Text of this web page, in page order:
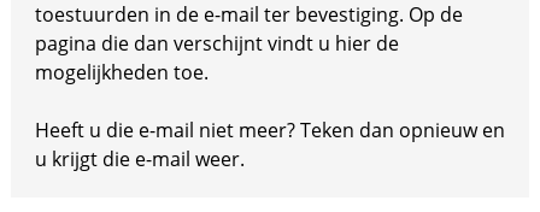
toestuurden in de e-mail ter bevestiging. Op de
pagina die dan verschijnt vindt u hier de
mogelijkheden toe.
Heeft u die e-mail niet meer? Teken dan opnieuw en
u krijgt die e-mail weer.